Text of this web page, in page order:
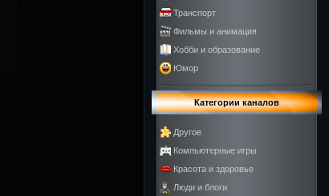
Транспорт
Фильмы и анимация
Хобби и образование
Юмор
Категории каналов
Другое
Компьютерные игры
Красота и здоровье
Люди и блоги